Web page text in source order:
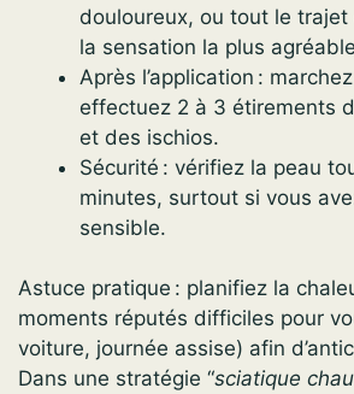
douloureux, ou tout le
la sensation la plus
Après l’application :
effectuez 2 à 3 étirements
et des ischios.
Sécurité : vérifiez la peau
minutes, surtout si vous
sensible.
Astuce pratique : planifiez la
moments réputés difficiles pour
voiture, journée assise) afin
Dans une stratégie “sciatique